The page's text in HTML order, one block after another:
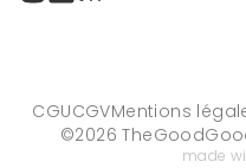
CGUCGVMentions
©2026
made